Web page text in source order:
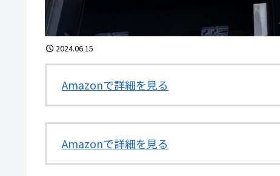
2024.06.15
Amazonで詳細を見る
Amazonで詳細を見る